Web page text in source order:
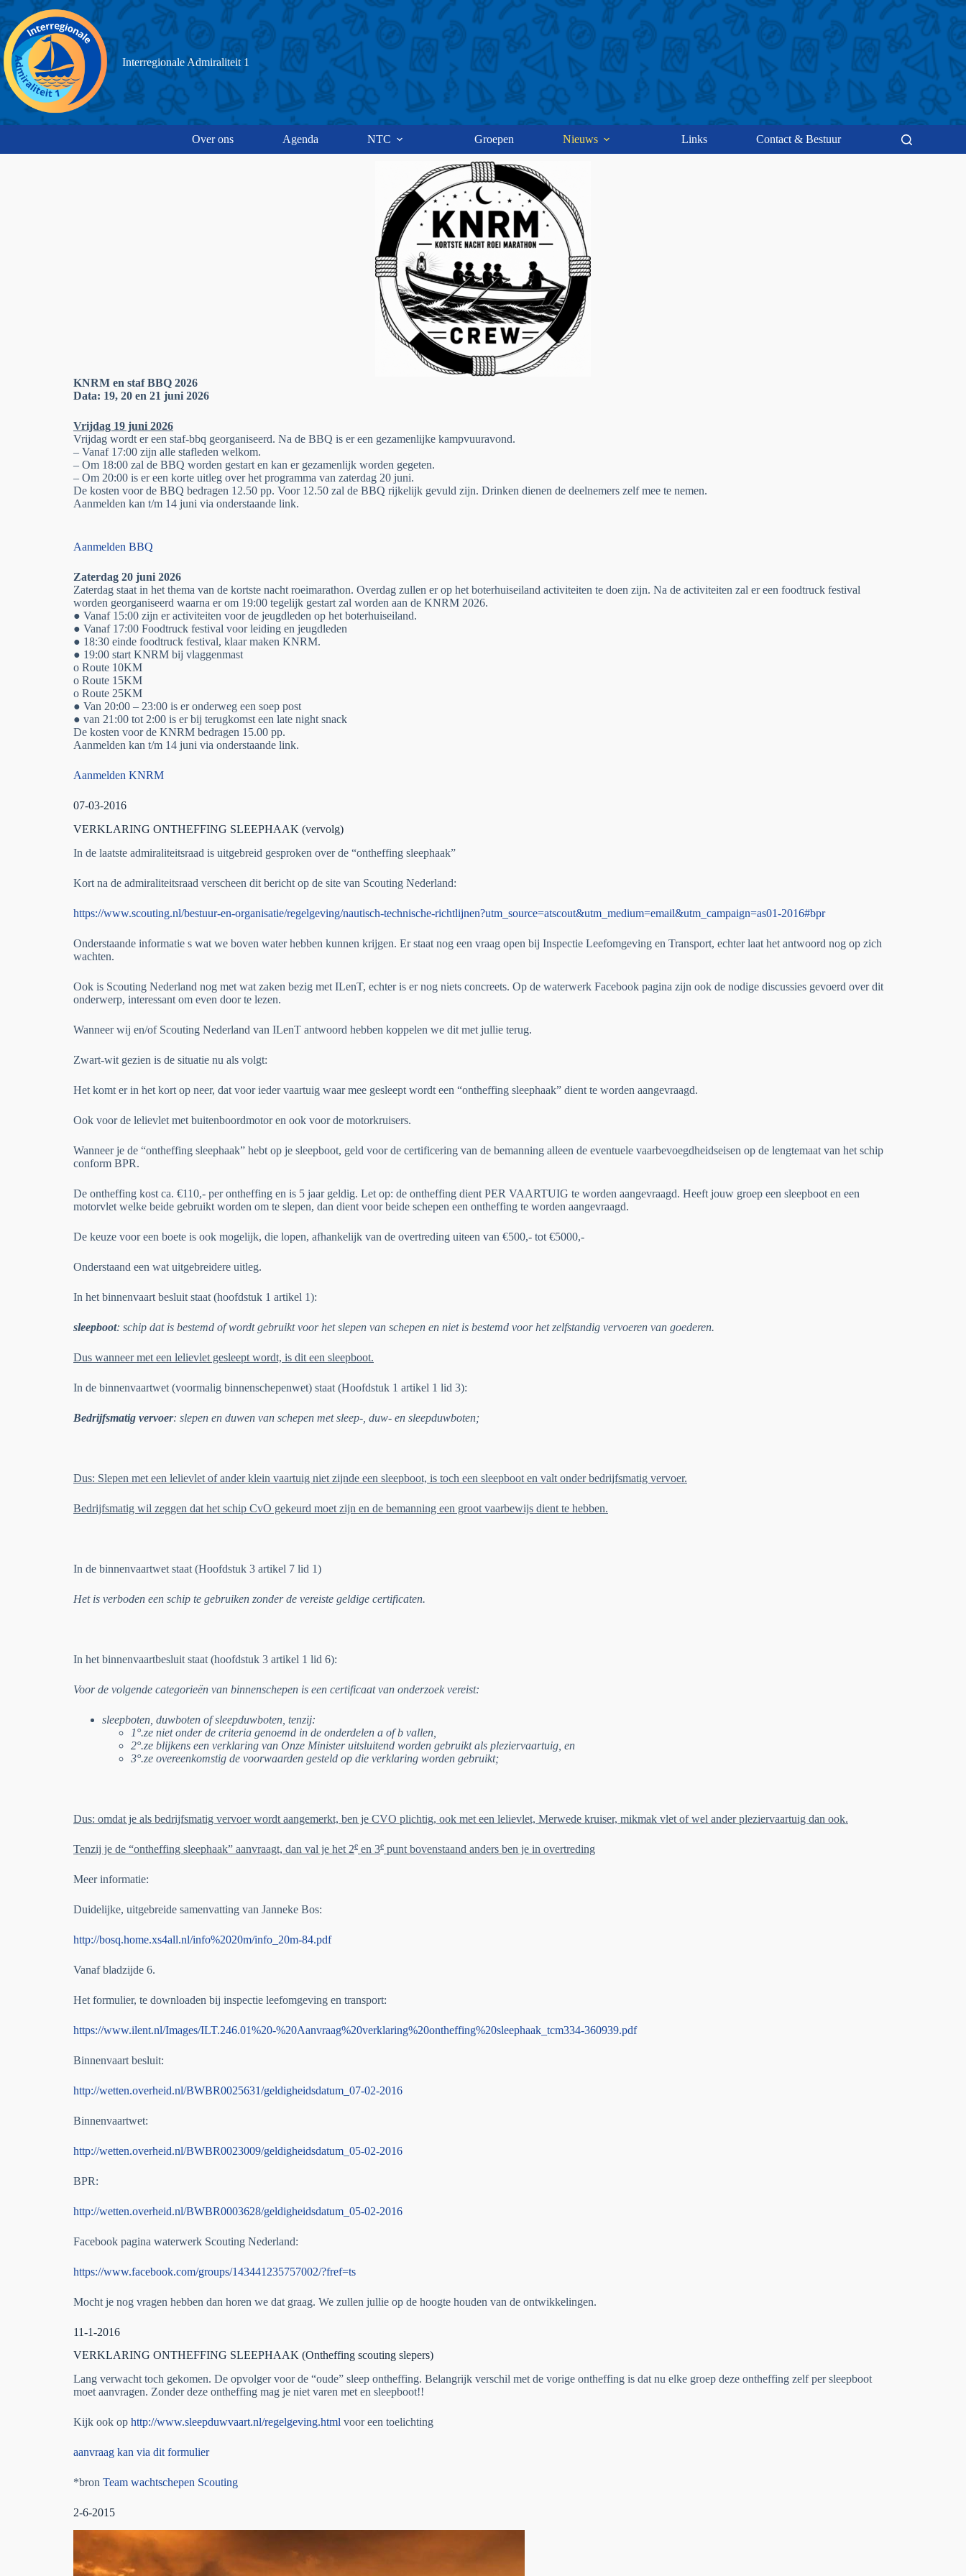
Interregionale Admiraliteit 1
Over ons Agenda NTC Groepen Nieuws Links Contact & Bestuur
KNRM en staf BBQ 2026
Data: 19, 20 en 21 juni 2026
Vrijdag 19 juni 2026
Vrijdag wordt er een staf-bbq georganiseerd. Na de BBQ is er een gezamenlijke kampvuuravond.
– Vanaf 17:00 zijn alle stafleden welkom.
– Om 18:00 zal de BBQ worden gestart en kan er gezamenlijk worden gegeten.
– Om 20:00 is er een korte uitleg over het programma van zaterdag 20 juni.
De kosten voor de BBQ bedragen 12.50 pp. Voor 12.50 zal de BBQ rijkelijk gevuld zijn. Drinken dienen de deelnemers zelf mee te nemen.
Aanmelden kan t/m 14 juni via onderstaande link.
Aanmelden BBQ
Zaterdag 20 juni 2026
Zaterdag staat in het thema van de kortste nacht roeimarathon. Overdag zullen er op het boterhuiseiland activiteiten te doen zijn. Na de activiteiten zal er een foodtruck festival
worden georganiseerd waarna er om 19:00 tegelijk gestart zal worden aan de KNRM 2026.
● Vanaf 15:00 zijn er activiteiten voor de jeugdleden op het boterhuiseiland.
● Vanaf 17:00 Foodtruck festival voor leiding en jeugdleden
● 18:30 einde foodtruck festival, klaar maken KNRM.
● 19:00 start KNRM bij vlaggenmast
o Route 10KM
o Route 15KM
o Route 25KM
● Van 20:00 – 23:00 is er onderweg een soep post
● van 21:00 tot 2:00 is er bij terugkomst een late night snack
De kosten voor de KNRM bedragen 15.00 pp.
Aanmelden kan t/m 14 juni via onderstaande link.
Aanmelden KNRM
07-03-2016
VERKLARING ONTHEFFING SLEEPHAAK (vervolg)
In de laatste admiraliteitsraad is uitgebreid gesproken over de “ontheffing sleephaak”
Kort na de admiraliteitsraad verscheen dit bericht op de site van Scouting Nederland:
https://www.scouting.nl/bestuur-en-organisatie/regelgeving/nautisch-technische-richtlijnen?utm_source=atscout&utm_medium=email&utm_campaign=as01-2016#bpr
Onderstaande informatie s wat we boven water hebben kunnen krijgen. Er staat nog een vraag open bij Inspectie Leefomgeving en Transport, echter laat het antwoord nog op zich
wachten.
Ook is Scouting Nederland nog met wat zaken bezig met ILenT, echter is er nog niets concreets. Op de waterwerk Facebook pagina zijn ook de nodige discussies gevoerd over dit
onderwerp, interessant om even door te lezen.
Wanneer wij en/of Scouting Nederland van ILenT antwoord hebben koppelen we dit met jullie terug.
Zwart-wit gezien is de situatie nu als volgt:
Het komt er in het kort op neer, dat voor ieder vaartuig waar mee gesleept wordt een “ontheffing sleephaak” dient te worden aangevraagd.
Ook voor de lelievlet met buitenboordmotor en ook voor de motorkruisers.
Wanneer je de “ontheffing sleephaak” hebt op je sleepboot, geld voor de certificering van de bemanning alleen de eventuele vaarbevoegdheidseisen op de lengtemaat van het schip
conform BPR.
De ontheffing kost ca. €110,- per ontheffing en is 5 jaar geldig. Let op: de ontheffing dient PER VAARTUIG te worden aangevraagd. Heeft jouw groep een sleepboot en een
motorvlet welke beide gebruikt worden om te slepen, dan dient voor beide schepen een ontheffing te worden aangevraagd.
De keuze voor een boete is ook mogelijk, die lopen, afhankelijk van de overtreding uiteen van €500,- tot €5000,-
Onderstaand een wat uitgebreidere uitleg.
In het binnenvaart besluit staat (hoofdstuk 1 artikel 1):
sleepboot: schip dat is bestemd of wordt gebruikt voor het slepen van schepen en niet is bestemd voor het zelfstandig vervoeren van goederen.
Dus wanneer met een lelievlet gesleept wordt, is dit een sleepboot.
In de binnenvaartwet (voormalig binnenschepenwet) staat (Hoofdstuk 1 artikel 1 lid 3):
Bedrijfsmatig vervoer: slepen en duwen van schepen met sleep-, duw- en sleepduwboten;
Dus: Slepen met een lelievlet of ander klein vaartuig niet zijnde een sleepboot, is toch een sleepboot en valt onder bedrijfsmatig vervoer.
Bedrijfsmatig wil zeggen dat het schip CvO gekeurd moet zijn en de bemanning een groot vaarbewijs dient te hebben.
In de binnenvaartwet staat (Hoofdstuk 3 artikel 7 lid 1)
Het is verboden een schip te gebruiken zonder de vereiste geldige certificaten.
In het binnenvaartbesluit staat (hoofdstuk 3 artikel 1 lid 6):
Voor de volgende categorieën van binnenschepen is een certificaat van onderzoek vereist:
sleepboten, duwboten of sleepduwboten, tenzij:
1°.ze niet onder de criteria genoemd in de onderdelen a of b vallen,
2°.ze blijkens een verklaring van Onze Minister uitsluitend worden gebruikt als pleziervaartuig, en
3°.ze overeenkomstig de voorwaarden gesteld op die verklaring worden gebruikt;
Dus: omdat je als bedrijfsmatig vervoer wordt aangemerkt, ben je CVO plichtig, ook met een lelievlet, Merwede kruiser, mikmak vlet of wel ander pleziervaartuig dan ook.
Tenzij je de “ontheffing sleephaak” aanvraagt, dan val je het 2e en 3e punt bovenstaand anders ben je in overtreding
Meer informatie:
Duidelijke, uitgebreide samenvatting van Janneke Bos:
http://bosq.home.xs4all.nl/info%2020m/info_20m-84.pdf
Vanaf bladzijde 6.
Het formulier, te downloaden bij inspectie leefomgeving en transport:
https://www.ilent.nl/Images/ILT.246.01%20-%20Aanvraag%20verklaring%20ontheffing%20sleephaak_tcm334-360939.pdf
Binnenvaart besluit:
http://wetten.overheid.nl/BWBR0025631/geldigheidsdatum_07-02-2016
Binnenvaartwet:
http://wetten.overheid.nl/BWBR0023009/geldigheidsdatum_05-02-2016
BPR:
http://wetten.overheid.nl/BWBR0003628/geldigheidsdatum_05-02-2016
Facebook pagina waterwerk Scouting Nederland:
https://www.facebook.com/groups/143441235757002/?fref=ts
Mocht je nog vragen hebben dan horen we dat graag. We zullen jullie op de hoogte houden van de ontwikkelingen.
11-1-2016
VERKLARING ONTHEFFING SLEEPHAAK (Ontheffing scouting slepers)
Lang verwacht toch gekomen. De opvolger voor de “oude” sleep ontheffing. Belangrijk verschil met de vorige ontheffing is dat nu elke groep deze ontheffing zelf per sleepboot
moet aanvragen. Zonder deze ontheffing mag je niet varen met en sleepboot!!
Kijk ook op http://www.sleepduwvaart.nl/regelgeving.html voor een toelichting
aanvraag kan via dit formulier
*bron Team wachtschepen Scouting
2-6-2015